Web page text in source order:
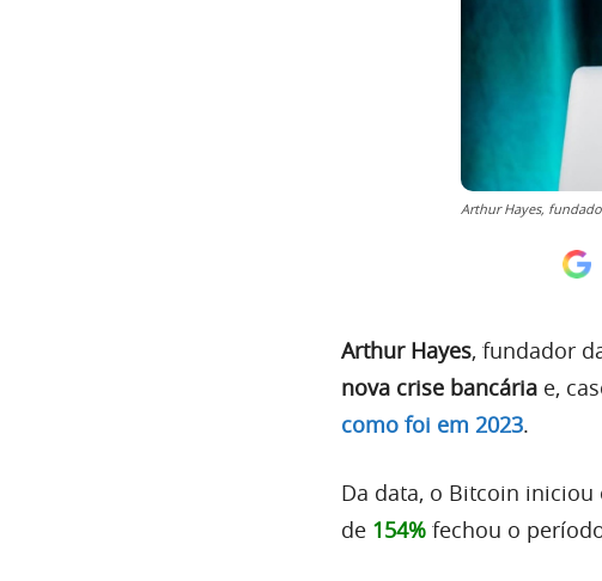
Arthur Hayes,
Arthur Hayes, fundador
nova crise bancária e,
como foi em 2023.
Da data, o Bitcoin iniciou
de 154% fechou o